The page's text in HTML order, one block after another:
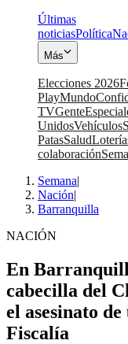
Últimas
noticiasPolítica
Más
Elecciones 2026
PlayMundo
TVGente
UnidosVehículos
PatasSalud
colaboración
Semana|
Nación|
Barranquilla
NACIÓN
En
cabecilla del
el asesinato
Fiscalía